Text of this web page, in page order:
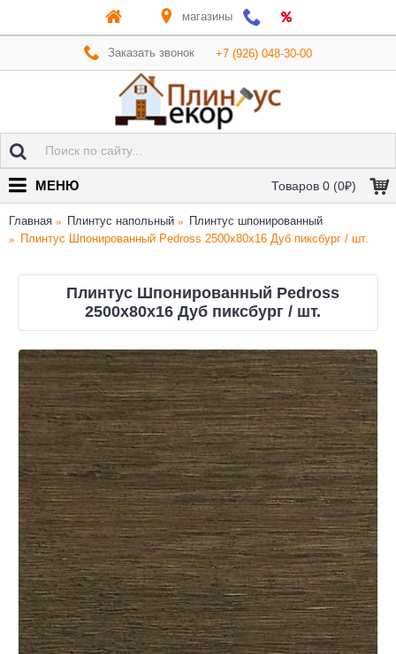
магазины
Заказать звонок +7 (926) 048-30-00
Товаров 0 (0₽)
МЕНЮ
Главная Плинтус напольный
Плинтус шпонированный
Плинтус Шпонированный Pedross 2500х80х16 Дуб пиксбург / шт.
Плинтус Шпонированный Pedross
2500х80х16 Дуб пиксбург / шт.